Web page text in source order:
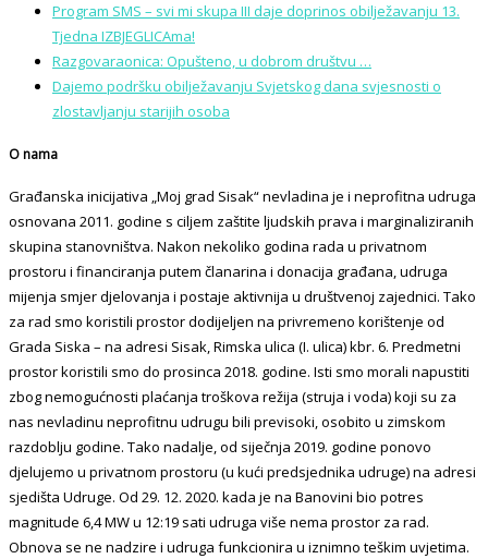
Program SMS – svi mi skupa III daje doprinos obilježavanju 13.
Tjedna IZBJEGLICAma!
Razgovaraonica: Opušteno, u dobrom društvu …
Dajemo podršku obilježavanju Svjetskog dana svjesnosti o
zlostavljanju starijih osoba
O nama
Građanska inicijativa „Moj grad Sisak“ nevladina je i neprofitna udruga
osnovana 2011. godine s ciljem zaštite ljudskih prava i marginaliziranih
skupina stanovništva. Nakon nekoliko godina rada u privatnom
prostoru i financiranja putem članarina i donacija građana, udruga
mijenja smjer djelovanja i postaje aktivnija u društvenoj zajednici. Tako
za rad smo koristili prostor dodijeljen na privremeno korištenje od
Grada Siska – na adresi Sisak, Rimska ulica (I. ulica) kbr. 6. Predmetni
prostor koristili smo do prosinca 2018. godine. Isti smo morali napustiti
zbog nemogućnosti plaćanja troškova režija (struja i voda) koji su za
nas nevladinu neprofitnu udrugu bili previsoki, osobito u zimskom
razdoblju godine. Tako nadalje, od siječnja 2019. godine ponovo
djelujemo u privatnom prostoru (u kući predsjednika udruge) na adresi
sjedišta Udruge. Od 29. 12. 2020. kada je na Banovini bio potres
magnitude 6,4 MW u 12:19 sati udruga više nema prostor za rad.
Obnova se ne nadzire i udruga funkcionira u iznimno teškim uvjetima.